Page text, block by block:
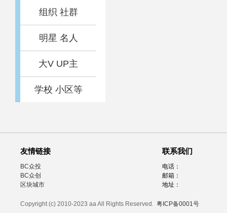
组织 社群
明星 名人
大V UP主
学校 小区等
友情链接
BC众投
BC众创
区块城市
联系我们
电话：
邮箱：
地址：
Copyright (c) 2010-2023 aa All Rights Reserved. 粤ICP备0001号